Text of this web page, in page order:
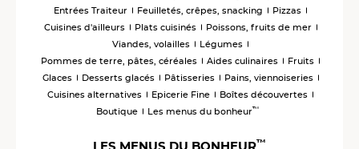
Entrées Traiteur
Feuilletés, crêpes, snacking
Pizzas
Cuisines d'ailleurs
Plats cuisinés
Poissons, fruits de mer
Viandes, volailles
Légumes
Pommes de terre, pâtes, céréales
Aides culinaires
Fruits
Glaces
Desserts glacés Pâtisseries
Pains, viennoiseries
Cuisines alternatives
Epicerie Fine
Boîtes découvertes
Boutique
Les menus du bonheur™
™